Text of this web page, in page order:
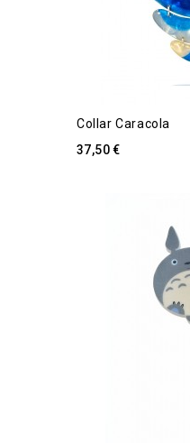
Collar Caracola
37,50 €